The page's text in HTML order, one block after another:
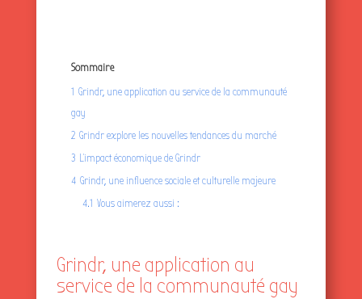
Sommaire
1 Grindr, une application au service de la communauté
gay
2 Grindr explore les nouvelles tendances du marché
3 L’impact économique de Grindr
4 Grindr, une influence sociale et culturelle majeure
4.1 Vous aimerez aussi :
Grindr, une application au
service de la communauté gay